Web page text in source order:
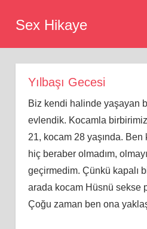
Sex Hikaye
Yılbaşı Gecesi
Biz kendi halinde yaşayan
evlendik. Kocamla
21, kocam 28 yaşında. Ben
hiç beraber olmadım,
geçirmedim. Çünkü kapalı
arada kocam Hüsnü sekse
Çoğu zaman ben ona